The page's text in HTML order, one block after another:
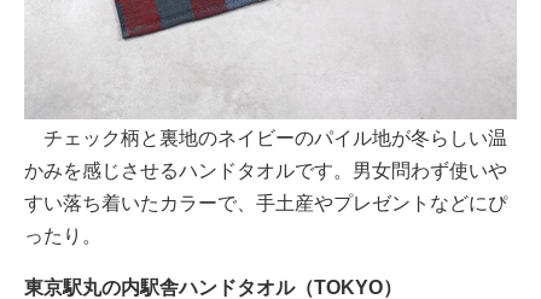
チェック柄と裏地のネイビーのパイル地が冬らしい温
かみを感じさせるハンドタオルです。男女問わず使いや
すい落ち着いたカラーで、手土産やプレゼントなどにぴ
ったり。
東京駅丸の内駅舎ハンドタオル（TOKYO）